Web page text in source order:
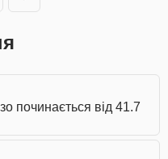
починається від 41.7